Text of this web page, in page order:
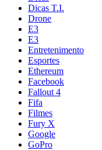
Dicas T.I.
Drone
E3
E3
Entretenimento
Esportes
Ethereum
Facebook
Fallout 4
Fifa
Filmes
Fury X
Google
GoPro